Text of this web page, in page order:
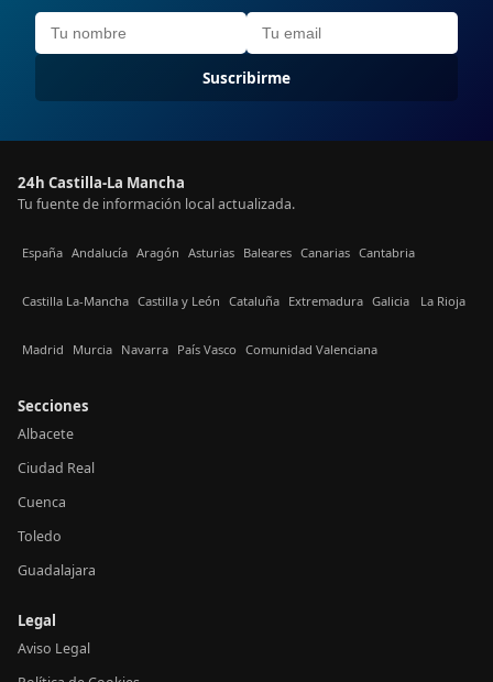
Suscribirme
24h Castilla-La Mancha
Tu fuente de información local actualizada.
España Andalucía Aragón Asturias Baleares Canarias Cantabria
Castilla La-Mancha Castilla y León Cataluña Extremadura Galicia La Rioja
Madrid Murcia Navarra País Vasco Comunidad Valenciana
Secciones
Albacete
Ciudad Real
Cuenca
Toledo
Guadalajara
Legal
Aviso Legal